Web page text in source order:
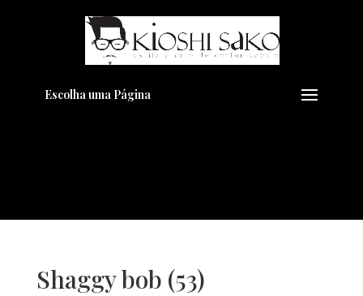
Escolha uma Página
Shaggy bob (53)
Pensando em transformar seu
Visual??